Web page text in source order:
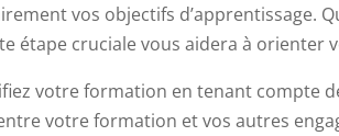
vos objectifs d’apprentissage.
étape cruciale vous aidera à orienter
votre formation en tenant compte
votre formation et vos autres